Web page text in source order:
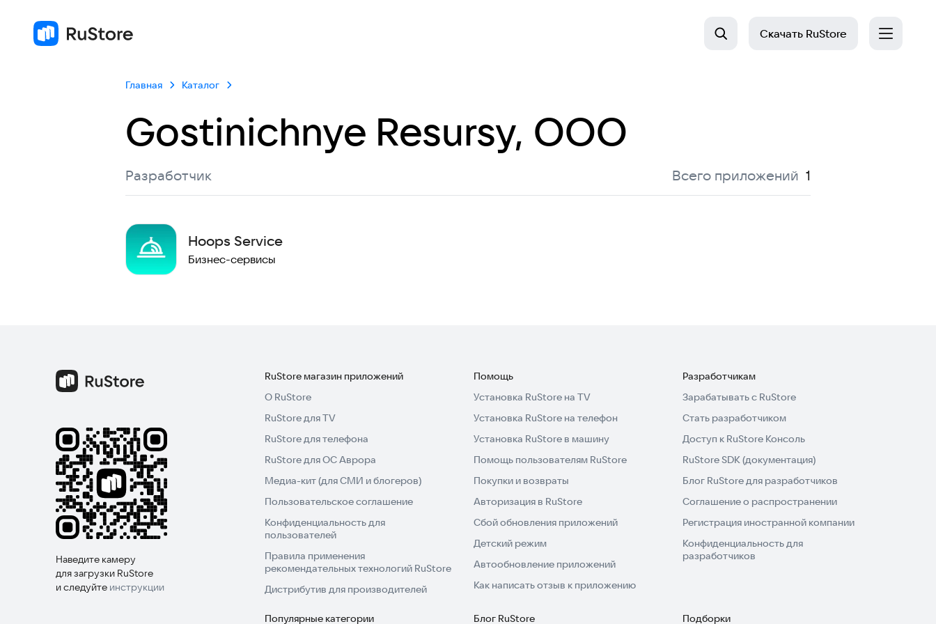
Скачать RuStore
Главная Каталог
Gostinichnye Resursy, OOO
Разработчик Всего приложений 1
Hoops Service
Бизнес-сервисы
Наведите камеру
для загрузки RuStore
и следуйте инструкции
RuStore магазин приложений
О RuStore
RuStore для TV
RuStore для телефона
RuStore для ОС Аврора
Медиа-кит (для СМИ и блогеров)
Пользовательское соглашение
Конфиденциальность для
пользователей
Правила применения
рекомендательных технологий RuStore
Дистрибутив для производителей
Помощь
Установка RuStore на TV
Установка RuStore на телефон
Установка RuStore в машину
Помощь пользователям RuStore
Покупки и возвраты
Авторизация в RuStore
Сбой обновления приложений
Детский режим
Автообновление приложений
Как написать отзыв к приложению
Разработчикам
Зарабатывать с RuStore
Стать разработчиком
Доступ к RuStore Консоль
RuStore SDK (документация)
Блог RuStore для разработчиков
Соглашение о распространении
Регистрация иностранной компании
Конфиденциальность для
разработчиков
Популярные категории Блог RuStore Подборки